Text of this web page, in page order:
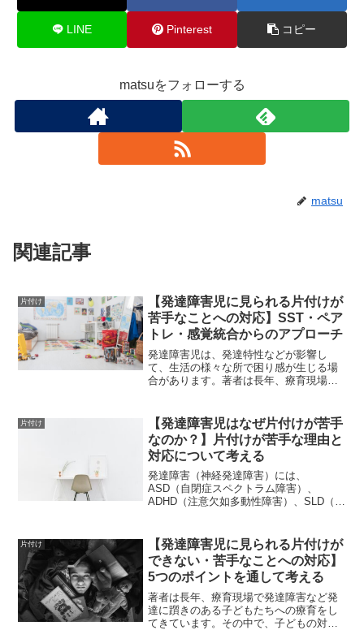
LINE Pinterest コピー
matsuをフォローする
matsu
関連記事
片付け
【発達障害児に見られる片付けが
苦手なことへの対応】SST・ペア
トレ・感覚統合からのアプローチ
発達障害児は、発達特性などが影響し
て、生活の様々な所で困り感が生じる場
合があります。著者は長年、療育現場で
ダーメイドな支援はとても大切だと感じ
ています。それでは、発達障...
片付け
【発達障害児はなぜ片付けが苦手
なのか？】片付けが苦手な理由と
対応について考える
発達障害（神経発達障害）には、
ASD（自閉症スペクトラム障害）、
ADHD（注意欠如多動性障害）、SLD（限
あります。著者は長年、療育現場で発達
障害のある子どもと関わ...
片付け
【発達障害児に見られる片付けが
できない・苦手なことへの対応】
5つのポイントを通して考える
著者は長年、療育現場で発達障害など発
達に躓きのある子どもたちへの療育をし
てきています。その中で、子どもの対応